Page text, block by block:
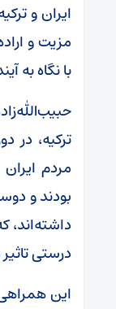
ایران و
مزیت و
با نگاه به
ترکیه، در
مردم
بودند و
داشته‌اند،
درستی
این